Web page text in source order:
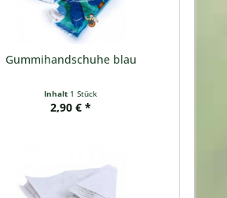
Gummihandschuhe blau
Inhalt 1 Stück
2,90 € *